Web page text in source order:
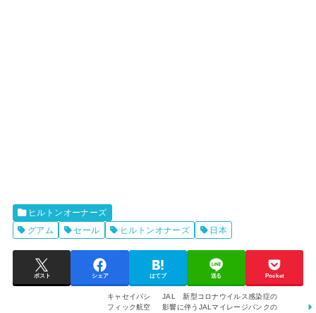
ヒルトンオーナーズ
グアム
セール ヒルトンオナーズ 日本
ポスト シェア はてブ 送る Pocket
キャセイパシ
フィック航空
JAL 新型コロナウイルス感染症の
影響に伴うJALマイレージバンクの